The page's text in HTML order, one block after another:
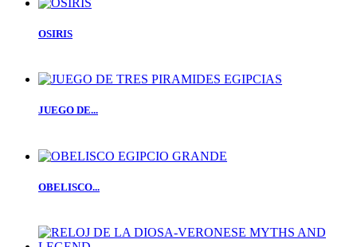
OSIRIS
JUEGO DE...
OBELISCO...